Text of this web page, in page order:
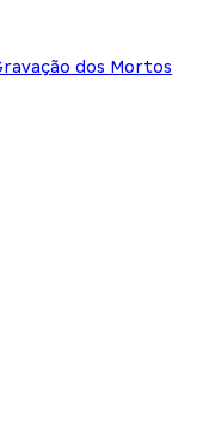
dos Mortos